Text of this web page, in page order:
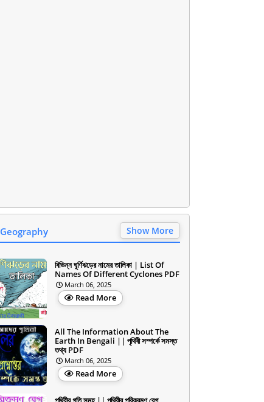
Geography Show More
বিভিন্ন ঘূর্ণিঝড়ের নামের তালিকা | List Of
Names Of Different Cyclones PDF
March 06, 2025
Read More
All The Information About The
Earth In Bengali || পৃথিবী সম্পর্কে সমস্ত
তথ্য PDF
March 06, 2025
Read More